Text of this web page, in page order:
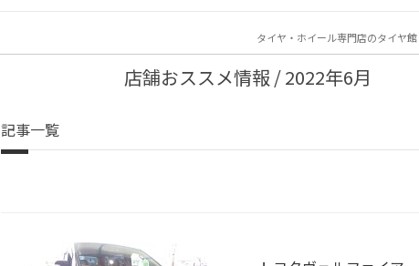
タイヤ・ホイール専門店のタイヤ館
店舗おススメ情報 / 2022年6月
記事一覧